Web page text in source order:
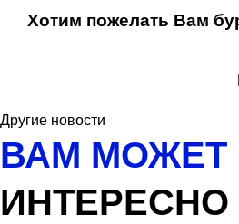
Хотим пожелать Вам
Другие новости
ВАМ МОЖЕТ
ИНТЕРЕСНО